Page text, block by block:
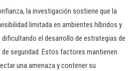
la investigación sostiene que la
limitada en ambientes híbridos y
el desarrollo de estrategias de
seguridad. Estos factores mantienen
una amenaza y contener su